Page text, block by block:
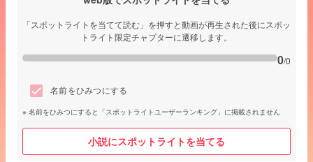
「スポットライトを当てて読む」を押すと動画が再生された後にスポッ
トライト限定チャプターに遷移します。
0/0
名前をひみつにする
名前をひみつにすると「スポットライトユーザーランキング」に掲載されません
小説にスポットライトを当てる